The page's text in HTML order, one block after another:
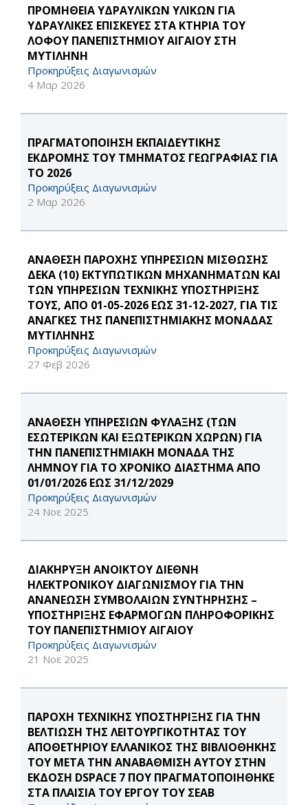
ΠΡΟΜΗΘΕΙΑ ΥΔΡΑΥΛΙΚΩΝ ΥΛΙΚΩΝ ΓΙΑ
ΥΔΡΑΥΛΙΚΕΣ ΕΠΙΣΚΕΥΕΣ ΣΤΑ ΚΤΗΡΙΑ ΤΟΥ
ΛΟΦΟΥ ΠΑΝΕΠΙΣΤΗΜΙΟΥ ΑΙΓΑΙΟΥ ΣΤΗ
ΜΥΤΙΛΗΝΗ
Προκηρύξεις Διαγωνισμών
4 Μαρ 2026
ΠΡΑΓΜΑΤΟΠΟΙΗΣΗ ΕΚΠΑΙΔΕΥΤΙΚΗΣ
ΕΚΔΡΟΜΗΣ ΤΟΥ ΤΜΗΜΑΤΟΣ ΓΕΩΓΡΑΦΙΑΣ ΓΙΑ
ΤΟ 2026
Προκηρύξεις Διαγωνισμών
2 Μαρ 2026
ΑΝΑΘΕΣΗ ΠΑΡΟΧΗΣ ΥΠΗΡΕΣΙΩΝ ΜΙΣΘΩΣΗΣ
ΔΕΚΑ (10) ΕΚΤΥΠΩΤΙΚΩΝ ΜΗΧΑΝΗΜΑΤΩΝ ΚΑΙ
ΤΩΝ ΥΠΗΡΕΣΙΩΝ ΤΕΧΝΙΚΗΣ ΥΠΟΣΤΗΡΙΞΗΣ
ΤΟΥΣ, ΑΠΟ 01-05-2026 ΕΩΣ 31-12-2027, ΓΙΑ ΤΙΣ
ΑΝΑΓΚΕΣ ΤΗΣ ΠΑΝΕΠΙΣΤΗΜΙΑΚΗΣ ΜΟΝΑΔΑΣ
ΜΥΤΙΛΗΝΗΣ
Προκηρύξεις Διαγωνισμών
27 Φεβ 2026
ΑΝΑΘΕΣΗ ΥΠΗΡΕΣΙΩΝ ΦΥΛΑΞΗΣ (ΤΩΝ
ΕΣΩΤΕΡΙΚΩΝ ΚΑΙ ΕΞΩΤΕΡΙΚΩΝ ΧΩΡΩΝ) ΓΙΑ
ΤΗΝ ΠΑΝΕΠΙΣΤΗΜΙΑΚΗ ΜΟΝΑΔΑ ΤΗΣ
ΛΗΜΝΟΥ ΓΙΑ ΤΟ ΧΡΟΝΙΚΟ ΔΙΑΣΤΗΜΑ ΑΠΟ
01/01/2026 ΕΩΣ 31/12/2029
Προκηρύξεις Διαγωνισμών
24 Νοε 2025
ΔΙΑΚΗΡΥΞΗ ΑΝΟΙΚΤΟΥ ΔΙΕΘΝΗ
ΗΛΕΚΤΡΟΝΙΚΟΥ ΔΙΑΓΩΝΙΣΜΟΥ ΓΙΑ THN
ΑΝΑΝΕΩΣΗ ΣΥΜΒΟΛΑΙΩΝ ΣΥΝΤΗΡΗΣΗΣ –
ΥΠΟΣΤΗΡΙΞΗΣ ΕΦΑΡΜΟΓΩΝ ΠΛΗΡΟΦΟΡΙΚΗΣ
ΤΟΥ ΠΑΝΕΠΙΣΤΗΜΙΟΥ ΑΙΓΑΙΟΥ
Προκηρύξεις Διαγωνισμών
21 Νοε 2025
ΠΑΡΟΧΗ ΤΕΧΝΙΚΗΣ ΥΠΟΣΤΗΡΙΞΗΣ ΓΙΑ ΤΗΝ
ΒΕΛΤΙΩΣΗ ΤΗΣ ΛΕΙΤΟΥΡΓΙΚΟΤΗΤΑΣ ΤΟΥ
ΑΠΟΘΕΤΗΡΙΟΥ ΕΛΛΑΝΙΚΟΣ ΤΗΣ ΒΙΒΛΙΟΘΗΚΗΣ
ΤΟΥ ΜΕΤΑ ΤΗΝ ΑΝΑΒΑΘΜΙΣΗ ΑΥΤΟΥ ΣΤΗΝ
ΕΚΔΟΣΗ DSPACE 7 ΠΟΥ ΠΡΑΓΜΑΤΟΠΟΙΗΘΗΚΕ
ΣΤΑ ΠΛΑΙΣΙΑ ΤΟΥ ΕΡΓΟΥ ΤΟΥ ΣΕΑΒ